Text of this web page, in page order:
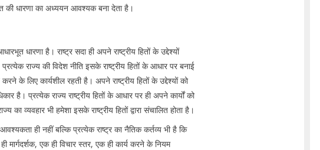
की धारणा का अध्ययन आवश्यक बना देता है।
धारणा है। राष्ट्र सदा ही अपने राष्ट्रीय हितों के उद्देश्यों
राज्य की विदेश नीति इसके राष्ट्रीय हितों के आधार पर बनाई
के लिए कार्यशील रहती है। अपने राष्ट्रीय हितों के उद्देश्यों को
है। प्रत्येक राज्य राष्ट्रीय हितों के आधार पर ही अपने कार्यों को
व्यवहार भी हमेशा इसके राष्ट्रीय हितों द्वारा संचालित होता है।
ही नहीं बल्कि प्रत्येक राष्ट्र का नैतिक कर्तव्य भी है कि
एक ही विचार स्तर, एक ही कार्य करने के नियम